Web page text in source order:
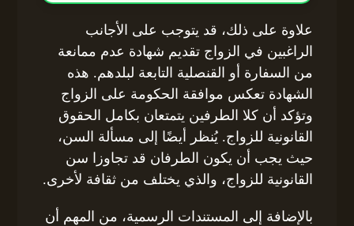
علاوة على ذلك، قد يتوجب على الأجانب
الراغبين في الزواج تقديم شهادة عدم ممانعة
من السفارة أو القنصلية التابعة لبلدهم. هذه
الشهادة تعكس موافقة الحكومة على الزواج
وتؤكد أن كلا الطرفين يتمتعان بكامل الحقوق
القانونية للزواج. يُنظر أيضًا إلى مسألة السن،
حيث يجب أن يكون الطرفان قد تجاوزا سن
القانونية للزواج، والذي يختلف من ثقافة لأخرى.
بالإضافة إلى المستندات الرسمية، من المهم أن